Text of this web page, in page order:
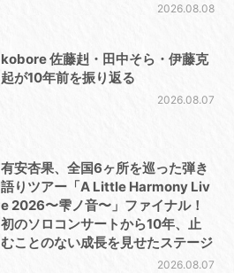
2026.08.08
kobore 佐藤赳・田中そら・伊藤克
起が10年前を振り返る
2026.08.07
有安杏果、全国6ヶ所を巡った弾き
語りツアー「A Little Harmony Liv
e 2026〜雫ノ音〜」ファイナル！
初のソロコンサートから10年、止
むことのない成長を見せたステージ
2026.08.07